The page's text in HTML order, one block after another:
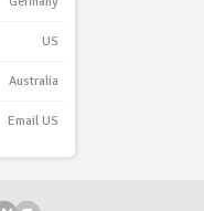
US
Australia
Email US